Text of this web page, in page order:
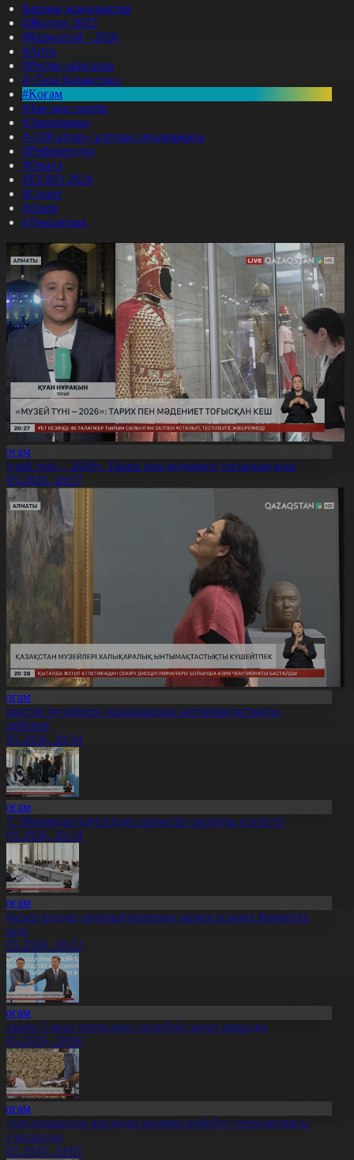
Барлық жаңалықтар
#Жолдау 2025
#Құрылтай - 2026
#Апта
#Ресми оқиғалар
#«Таза Қазақстан»
#Қоғам
#Заң мен тәртіп
#Экономика
#«100 кітап» ұлттық сауалнамасы
#Референдум
#Оқиға
#EURO 2024
#Спорт
#Әлем
#Денсаулық
түні – 2026»: Тарих пен мәдениет тоғысқан кеш
20:57
музейлері халықаралық ынтымақтастықты
20:54
Мамандар қауіпсіздік ережесін сақтауды ескертті
20:14
қолдау орталықтарының жұмысы жаңа форматқа
20:12
5 мың тонна мыс өңдейтін зауыт ашылды
20:06
шашынды жасанды жолмен көбейту технологиясы
қосылды
20:05